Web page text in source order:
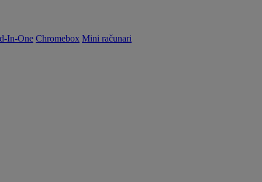
In-One Chromebox Mini računari